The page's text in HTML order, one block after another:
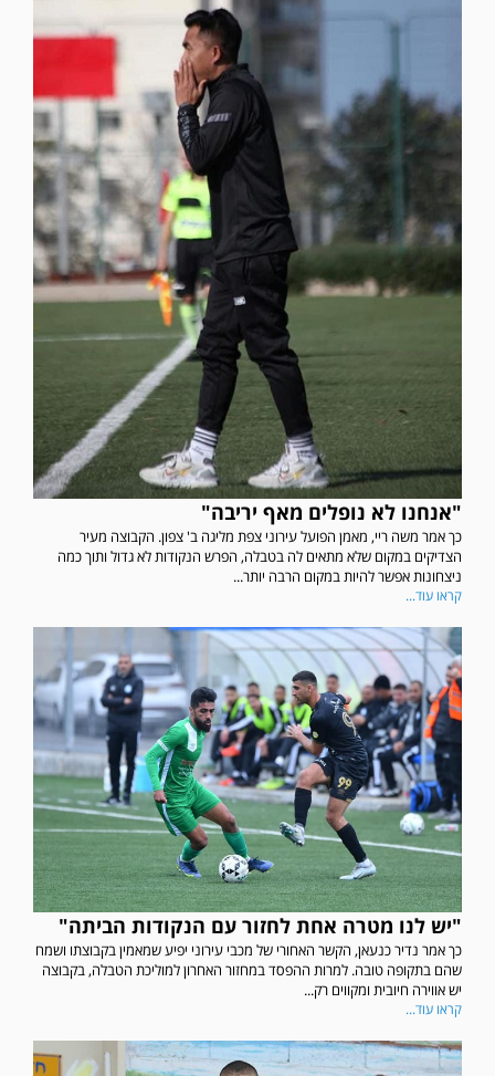
"אנחנו לא נופלים מאף יריבה"
כך אמר משה ריי, מאמן הפועל עירוני צפת מליגה ב' צפון. הקבוצה מעיר
הצדיקים במקום שלא מתאים לה בטבלה, הפרש הנקודות לא גדול ותוך כמה
ניצחונות אפשר להיות במקום הרבה יותר...
קראו עוד...
"יש לנו מטרה אחת לחזור עם הנקודות הביתה"
כך אמר נדיר כנעאן, הקשר האחורי של מכבי עירוני יפיע שמאמין בקבוצתו ושמח
שהם בתקופה טובה. למרות ההפסד במחזור האחרון למוליכת הטבלה, בקבוצה
יש אווירה חיובית ומקווים רק...
קראו עוד...